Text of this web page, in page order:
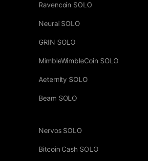
Ravencoin SOLO
Neurai SOLO
GRIN SOLO
MimbleWimbleCoin SOLO
Aeternity SOLO
Beam SOLO
Nervos SOLO
Bitcoin Cash SOLO